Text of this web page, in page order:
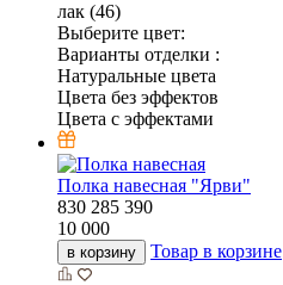
лак (46)
Выберите цвет:
Варианты отделки :
Натуральные цвета
Цвета без эффектов
Цвета с эффектами
Полка навесная "Ярви"
830 285 390
10 000
в корзину Товар в корзине